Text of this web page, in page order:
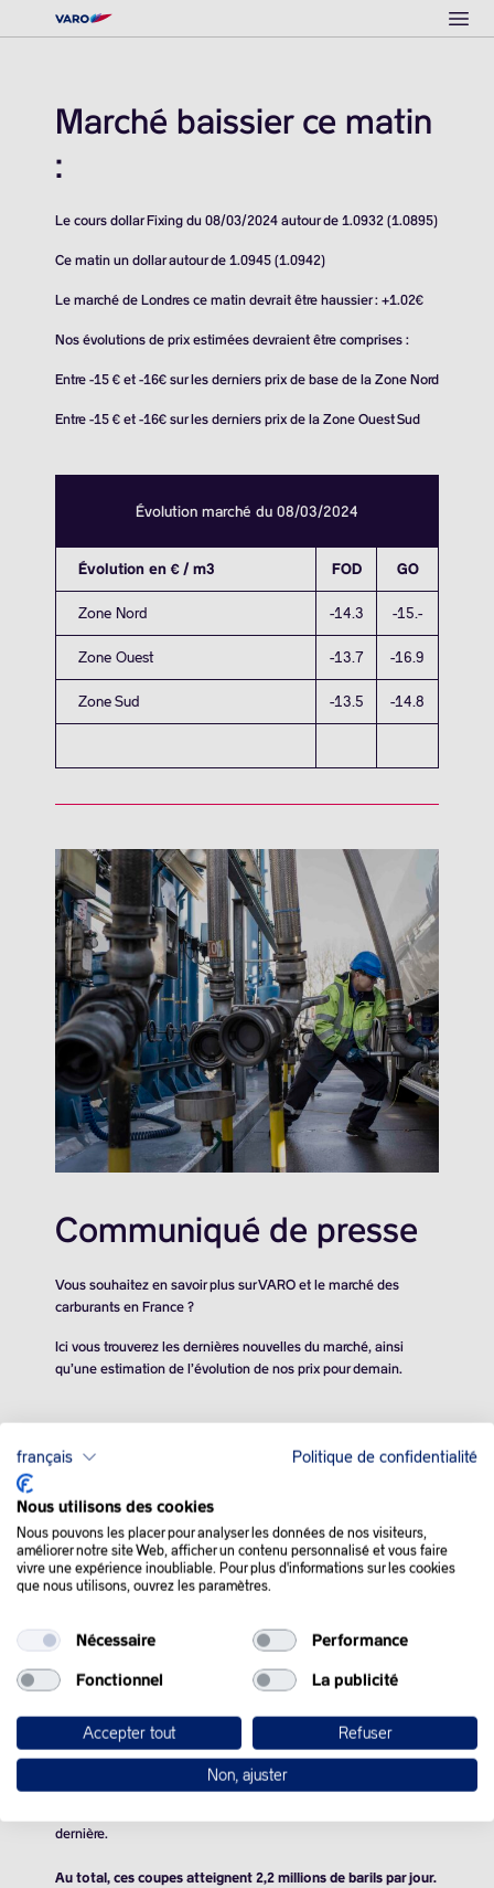
Marché baissier ce matin
:
Le cours dollar Fixing du 08/03/2024 autour de 1.0932 (1.0895)
Ce matin un dollar autour de 1.0945 (1.0942)
Le marché de Londres ce matin devrait être haussier : +1.02€
Nos évolutions de prix estimées devraient être comprises :
Entre -15 € et -16€ sur les derniers prix de base de la Zone Nord
Entre -15 € et -16€ sur les derniers prix de la Zone Ouest Sud
Évolution marché du 08/03/2024
Évolution en € / m3 FOD GO
Zone Nord -14.3 -15.-
Zone Ouest -13.7 -16.9
Zone Sud -13.5 -14.8
Communiqué de presse
Vous souhaitez en savoir plus sur VARO et le marché des
carburants en France ?
Ici vous trouverez les dernières nouvelles du marché, ainsi
qu’une estimation de l’évolution de nos prix pour demain.
QUE SE PASSE-T-IL
DANS LE MONDE :
Les cours du pétrole ont fini dans le rouge, vendredi, affaiblis
par le spectre d’une offre mondiale trop abondante, malgré les
Cinq pays membres de l’Organisation des pays exportateurs de
pétrole (OPEP) et trois nations parties à l’accord OPEP + ont
promis de prolonger, au deuxième trimestre, les réductions
dernière.
Au total, ces coupes atteignent 2,2 millions de barils par jour.
français Politique de confidentialité
Nous utilisons des cookies
Nous pouvons les placer pour analyser les données de nos visiteurs,
améliorer notre site Web, afficher un contenu personnalisé et vous faire
vivre une expérience inoubliable. Pour plus d'informations sur les cookies
que nous utilisons, ouvrez les paramètres.
Nécessaire Performance
Fonctionnel La publicité
Accepter tout Refuser
Non, ajuster